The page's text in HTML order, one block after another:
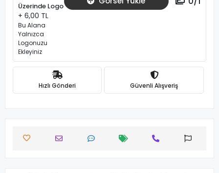
Üzerinde Logo
+ 6,00 TL
Bu Alana
Yalnızca
Logonuzu
Ekleyiniz
Hızlı Gönderi Güvenli Alışveriş